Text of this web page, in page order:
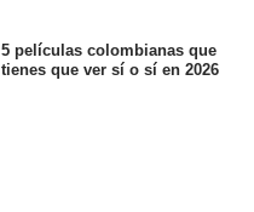
5 películas colombianas que
tienes que ver sí o sí en 2026